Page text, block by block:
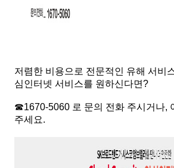
저렴한 비용으로 전문적인 유해 서비
심인터넷 서비스를 원하신다면?
☎1670-5060 로 문의 전화 주시거나,
주세요.